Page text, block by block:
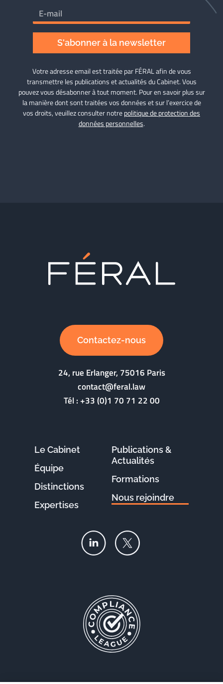
S'abonner à la newsletter
Votre adresse email est traitée par FÉRAL afin de vous
transmettre les publications et actualités du Cabinet. Vous
pouvez vous désabonner à tout moment. Pour en savoir plus sur
la manière dont sont traitées vos données et sur l’exercice de
vos droits, veuillez consulter notrepolitique de protection des
données personnelles.
Contactez-nous
24, rue Erlanger, 75016 Paris
contact@feral.law
Tél :+33 (0)1 70 71 22 00
Le Cabinet
Équipe
Distinctions
Expertises
Publications &
Actualités
Formations
Nous rejoindre